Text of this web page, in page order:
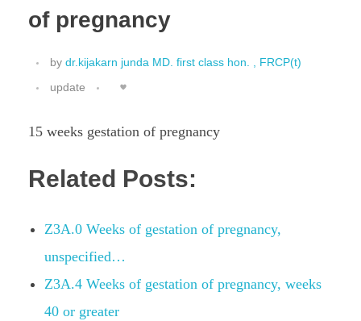
of pregnancy
by dr.kijakarn junda MD. first class hon. , FRCP(t)
update
15 weeks gestation of pregnancy
Related Posts:
Z3A.0 Weeks of gestation of pregnancy,
unspecified…
Z3A.4 Weeks of gestation of pregnancy, weeks
40 or greater